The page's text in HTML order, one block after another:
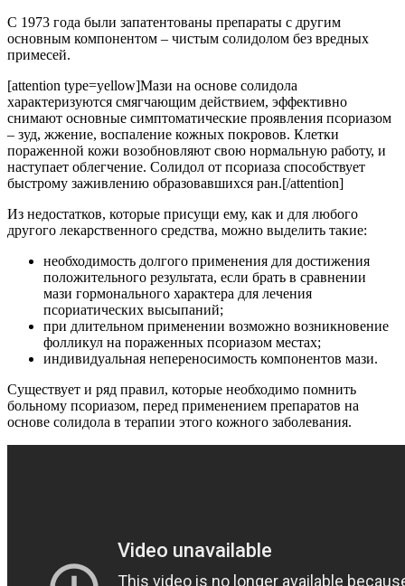
С 1973 года были запатентованы препараты с другим
основным компонентом – чистым солидолом без вредных
примесей.
[attention type=yellow]Мази на основе солидола
характеризуются смягчающим действием, эффективно
снимают основные симптоматические проявления псориазом
– зуд, жжение, воспаление кожных покровов. Клетки
пораженной кожи возобновляют свою нормальную работу, и
наступает облегчение. Солидол от псориаза способствует
быстрому заживлению образовавшихся ран.[/attention]
Из недостатков, которые присущи ему, как и для любого
другого лекарственного средства, можно выделить такие:
необходимость долгого применения для достижения
положительного результата, если брать в сравнении
мази гормонального характера для лечения
псориатических высыпаний;
при длительном применении возможно возникновение
фолликул на пораженных псориазом местах;
индивидуальная непереносимость компонентов мази.
Существует и ряд правил, которые необходимо помнить
больному псориазом, перед применением препаратов на
основе солидола в терапии этого кожного заболевания.